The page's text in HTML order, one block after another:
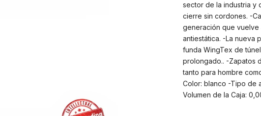
sector de la industria y
cierre sin cordones. -
generación que vuelve
antiestática. -La nueva
funda WingTex de
prolongado.. -Zapatos
tanto para hombre
Color: blanco -Tipo de
Volumen de la Caja: